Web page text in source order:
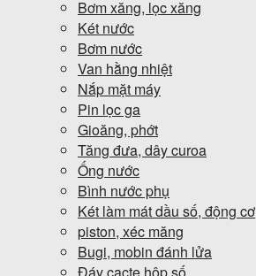
Bơm xăng, lọc xăng
Két nước
Bơm nước
Van hằng nhiệt
Nắp mặt máy
Pin lọc ga
Gioăng, phớt
Tăng đưa, dây curoa
Ống nước
Bình nước phụ
Két làm mát dầu số, động cơ
piston, xéc măng
Bugi, mobin đánh lửa
Đáy cacte hộp số